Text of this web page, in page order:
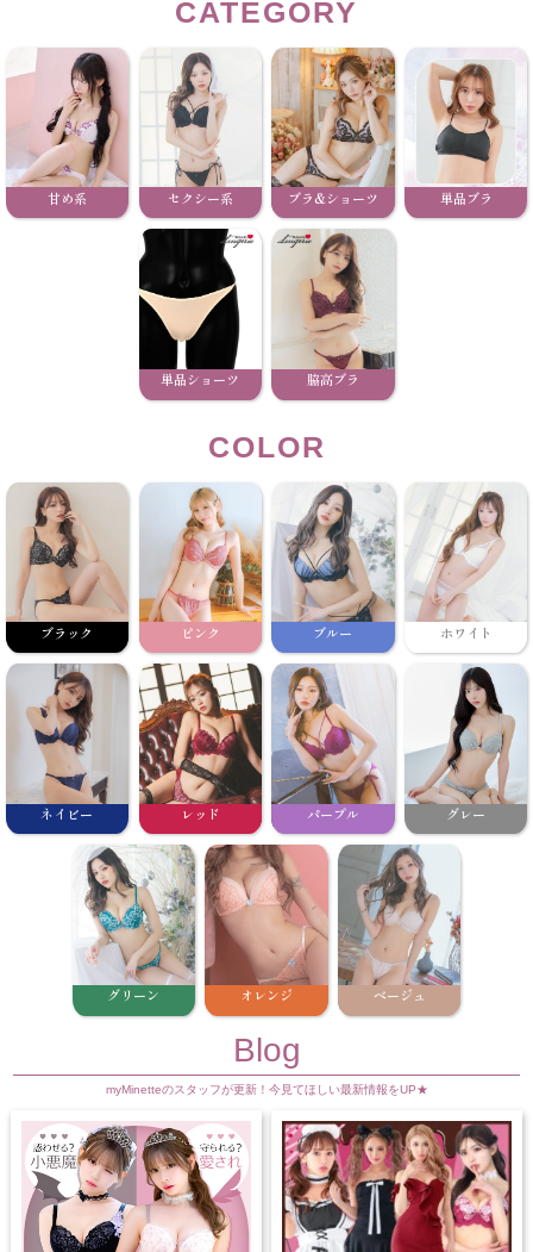
CATEGORY
甘め系 セクシー系 ブラ&ショーツ 単品ブラ
単品ショーツ 脇高ブラ
COLOR
ブラック ピンク ブルー ホワイト
ネイビー レッド パープル グレー
グリーン オレンジ ベージュ
Blog
myMinetteのスタッフが更新！今見てほしい最新情報をUP★